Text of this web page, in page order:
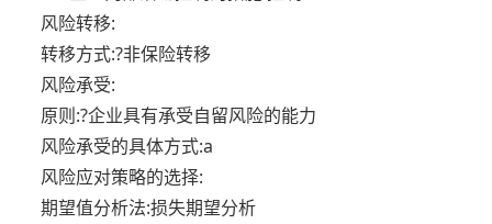
风险转移:
转移方式:?非保险转移
风险承受:
原则:?企业具有承受自留风险的能力
风险承受的具体方式:a
风险应对策略的选择:
期望值分析法:损失期望分析